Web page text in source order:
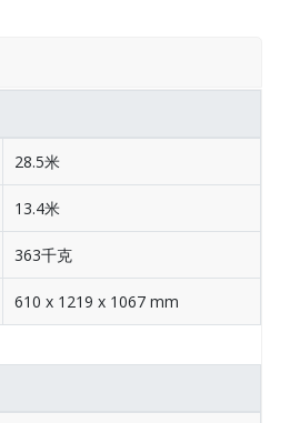
28.5米
13.4米
363千克
610 x 1219 x 1067 mm